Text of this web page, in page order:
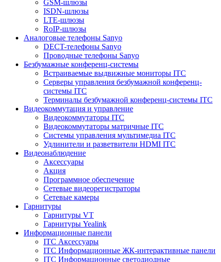
GSM-шлюзы
ISDN-шлюзы
LTE-шлюзы
RoIP-шлюзы
Аналоговые телефоны Sanyo
DECT-телефоны Sanyo
Проводные телефоны Sanyo
Безбумажные конференц-системы
Встраиваемые выдвижные мониторы ITC
Серверы управления безбумажной конференц-
системы ITC
Терминалы безбумажной конференц-системы ITC
Видеокоммутация и управление
Видеокоммутаторы ITC
Видеокоммутаторы матричные ITC
Системы управления мультимедиа ITC
Удлинители и разветвители HDMI ITC
Видеонаблюдение
Аксессуары
Акция
Программное обеспечение
Сетевые видеорегистраторы
Сетевые камеры
Гарнитуры
Гарнитуры VT
Гарнитуры Yealink
Информационные панели
ITC Аксессуары
ITC Информационные ЖК-интерактивные панели
ITC Информационные светодиодные